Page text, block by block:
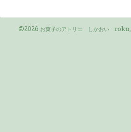
©2026 お菓子のアトリエ しかおい roku.